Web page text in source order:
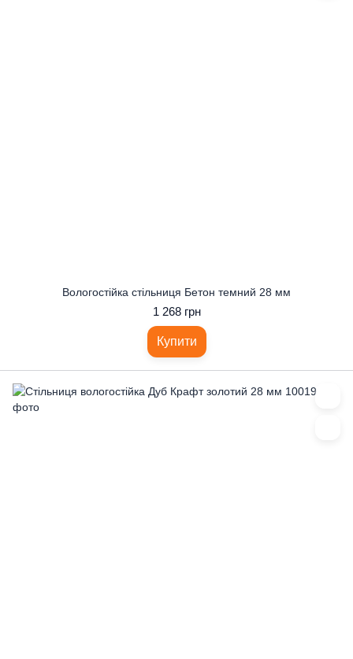
Вологостійка стільниця Бетон темний 28 мм
1 268 грн
Купити